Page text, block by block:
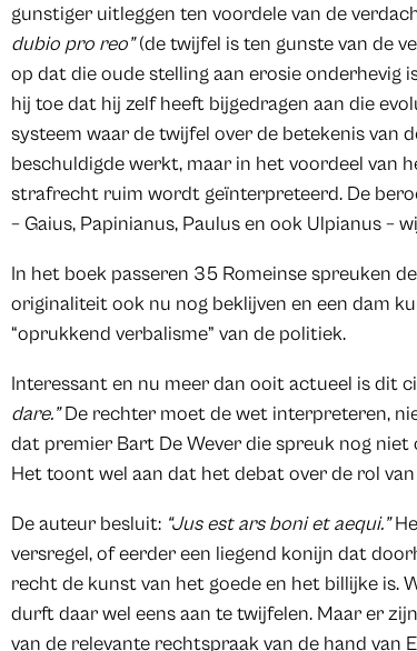
gunstiger uitleggen ten voordele van de
dubio pro reo”(de twijfel is ten gunste van de
op dat die oude stelling aan erosie onderhevig
hij toe dat hij zelf heeft bijgedragen aan die
systeem waar de twijfel over de betekenis van
beschuldigde werkt, maar in het voordeel van
strafrecht ruim wordt geïnterpreteerd. De
– Gaius, Papinianus, Paulus en ook Ulpianus –
In het boek passeren 35 Romeinse spreuken
originaliteit ook nu nog beklijven en een dam
“oprukkend verbalisme” van de politiek.
Interessant en nu meer dan ooit actueel is dit
dare.”De rechter moet de wet interpreteren,
dat premier Bart De Wever die spreuk nog
Het toont wel aan dat het debat over de rol
De auteur besluit: “Jus est ars boni et aequi.”
versregel, of eerder een liegend konijn dat
recht de kunst van het goede en het billijke is.
durft daar wel eens aan te twijfelen. Maar er
van de relevante rechtspraak van de hand van